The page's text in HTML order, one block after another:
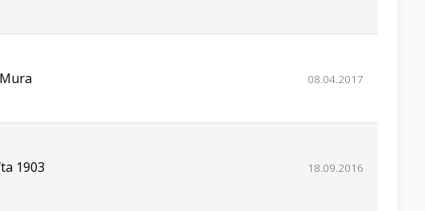
08.04.2017
1903 18.09.2016